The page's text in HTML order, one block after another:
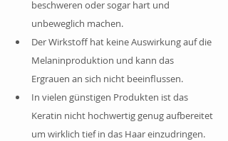
beschweren oder sogar hart und
unbeweglich machen.
Der Wirkstoff hat keine Auswirkung auf die
Melaninproduktion und kann das
Ergrauen an sich nicht beeinflussen.
In vielen günstigen Produkten ist das
Keratin nicht hochwertig genug aufbereitet
um wirklich tief in das Haar einzudringen.